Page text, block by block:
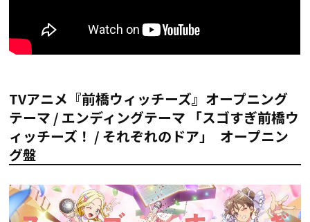
TVアニメ『前橋ウィッチーズ』オープニング
テーマ / エンディングテーマ 「スゴすぎ前橋ウ
ィッチーズ！ / それぞれのドア」 オープニン
グ盤